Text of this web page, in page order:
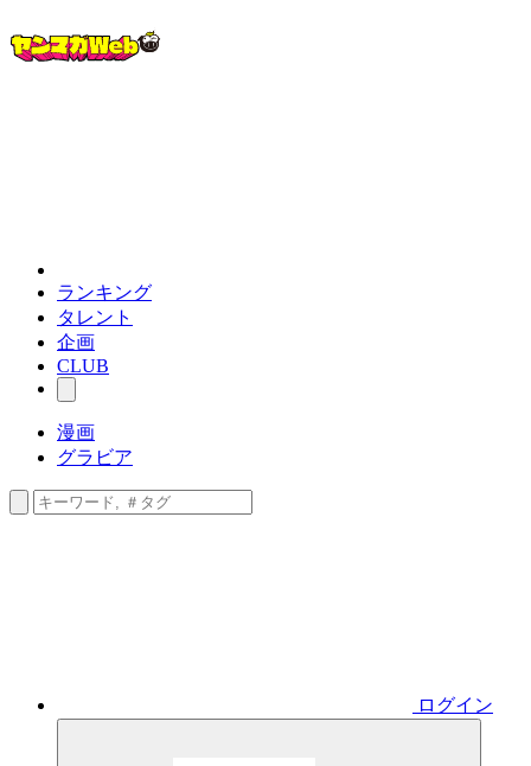
ランキング
タレント
企画
CLUB
漫画
グラビア
ログイン